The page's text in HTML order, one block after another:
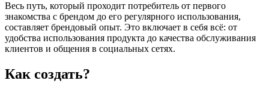
Весь путь, который проходит потребитель от первого
знакомства с брендом до его регулярного использования,
составляет брендовый опыт. Это включает в себя всё: от
удобства использования продукта до качества обслуживания
клиентов и общения в социальных сетях.
Как создать?